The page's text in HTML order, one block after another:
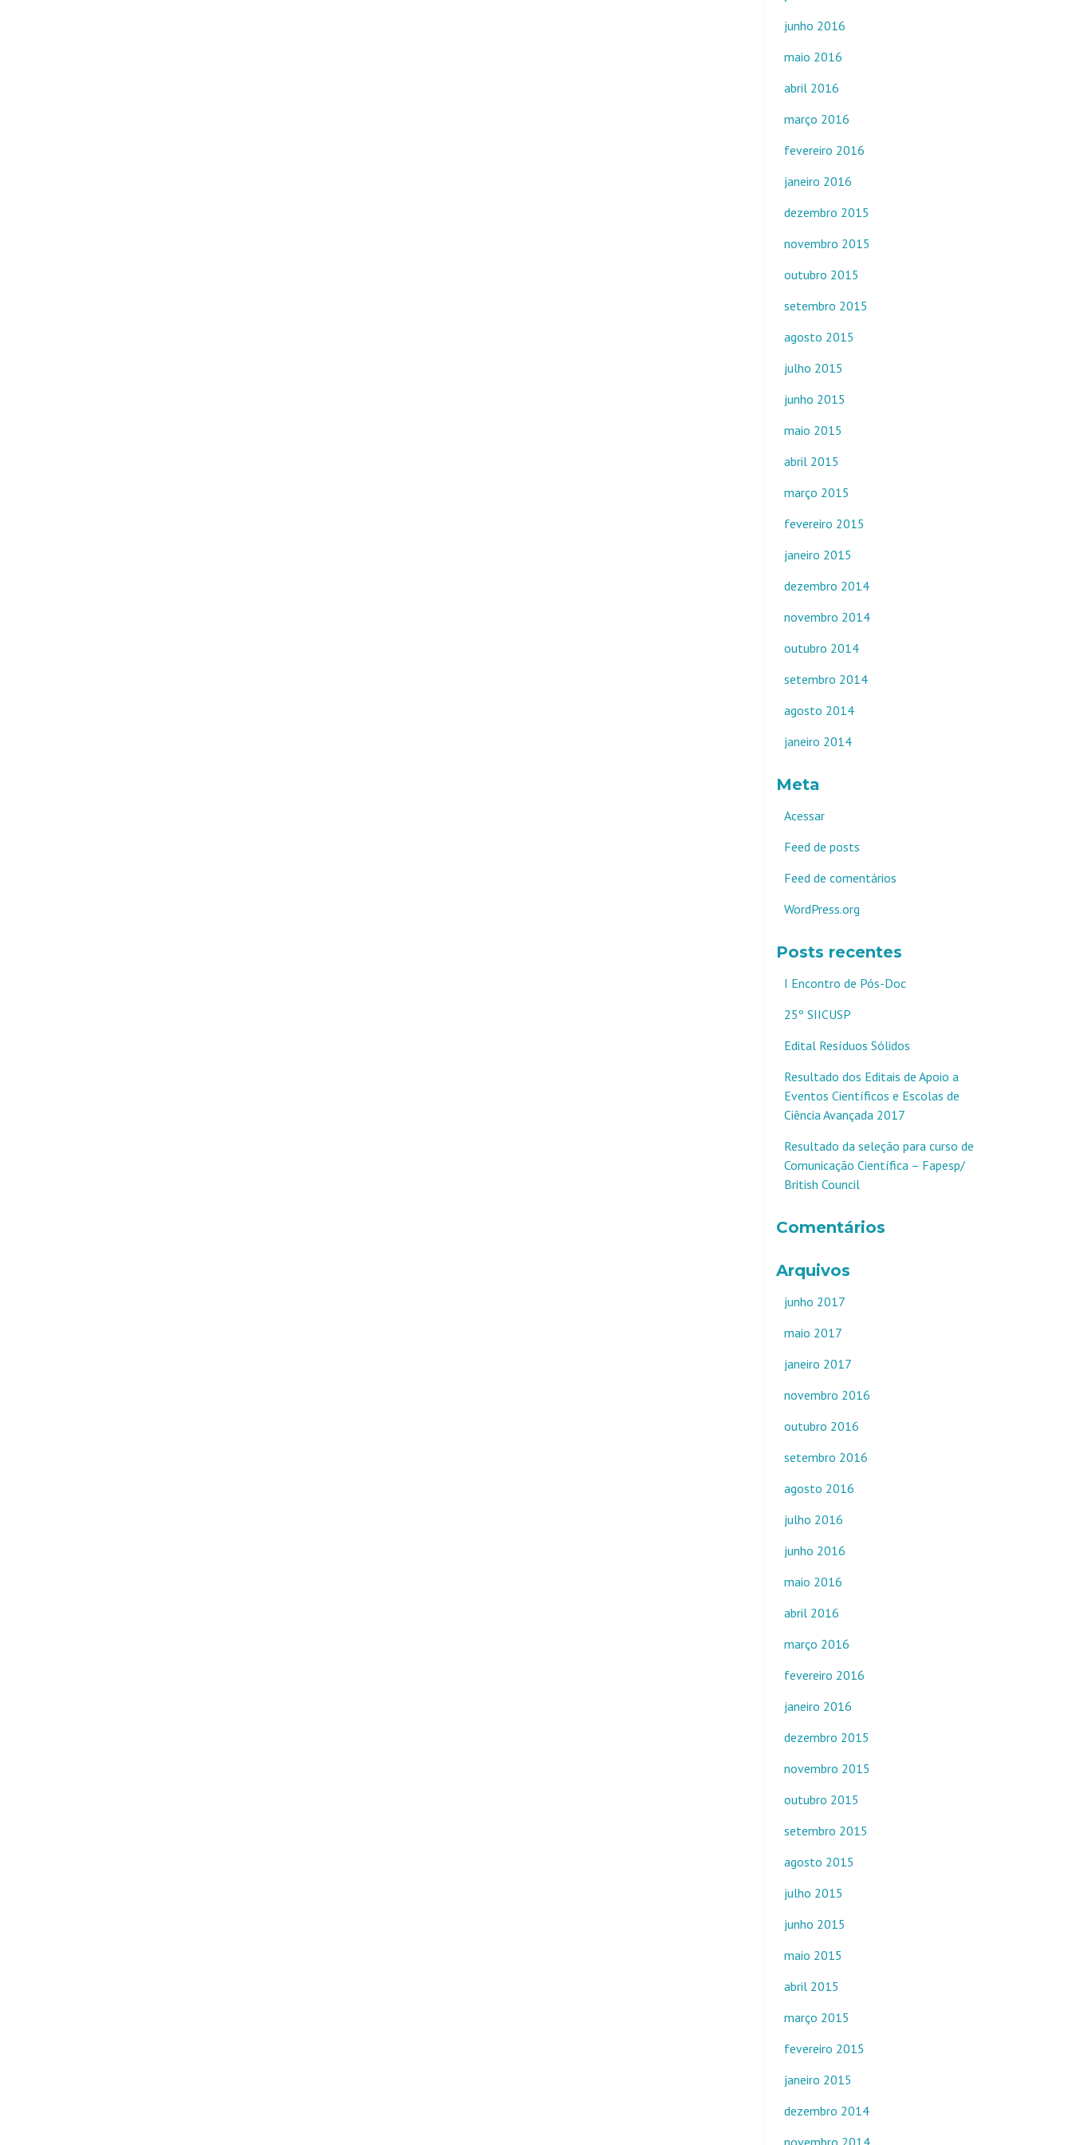
junho 2016
maio 2016
abril 2016
março 2016
fevereiro 2016
janeiro 2016
dezembro 2015
novembro 2015
outubro 2015
setembro 2015
agosto 2015
julho 2015
junho 2015
maio 2015
abril 2015
março 2015
fevereiro 2015
janeiro 2015
dezembro 2014
novembro 2014
outubro 2014
setembro 2014
agosto 2014
janeiro 2014
Meta
Acessar
Feed de posts
Feed de comentários
WordPress.org
Posts recentes
I Encontro de Pós-Doc
25º SIICUSP
Edital Resíduos Sólidos
Resultado dos Editais de Apoio a
Eventos Científicos e Escolas de
Ciência Avançada 2017
Resultado da seleção para curso de
Comunicação Científica – Fapesp/
British Council
Comentários
Arquivos
junho 2017
maio 2017
janeiro 2017
novembro 2016
outubro 2016
setembro 2016
agosto 2016
julho 2016
junho 2016
maio 2016
abril 2016
março 2016
fevereiro 2016
janeiro 2016
dezembro 2015
novembro 2015
outubro 2015
setembro 2015
agosto 2015
julho 2015
junho 2015
maio 2015
abril 2015
março 2015
fevereiro 2015
janeiro 2015
dezembro 2014
novembro 2014